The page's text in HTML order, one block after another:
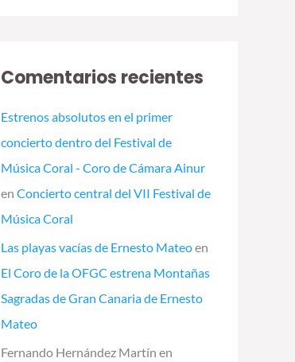
Comentarios recientes
Estrenos absolutos en el primer
concierto dentro del Festival de
Música Coral - Coro de Cámara Ainur
en Concierto central del VII Festival de
Música Coral
Las playas vacías de Ernesto Mateoen
El Coro de la OFGC estrena Montañas
Sagradas de Gran Canaria de Ernesto
Mateo
Fernando Hernández Martín en